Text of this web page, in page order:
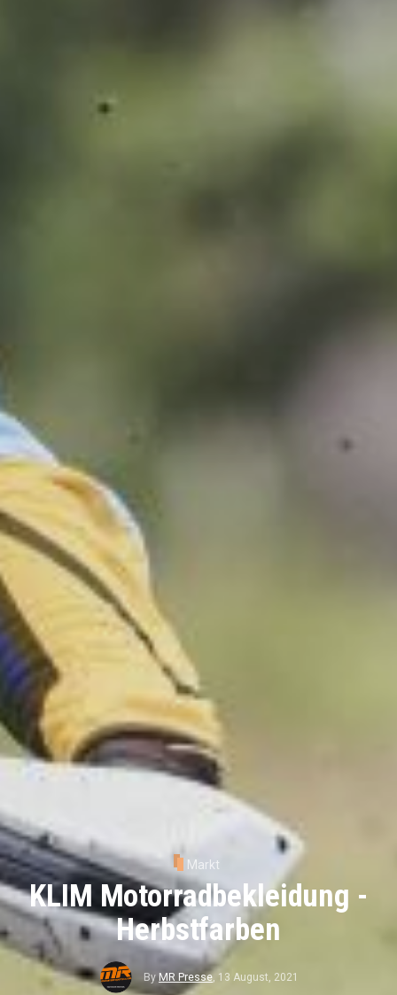
Markt
KLIM Motorradbekleidung -
Herbstfarben
ByMR Presse, 13 August, 2021